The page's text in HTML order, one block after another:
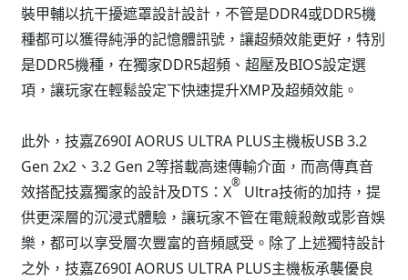
裝甲輔以抗干擾遮罩設計設計，不管是DDR4或DDR5機
種都可以獲得純淨的記憶體訊號，讓超頻效能更好，特別
是DDR5機種，在獨家DDR5超頻、超壓及BIOS設定選
項，讓玩家在輕鬆設定下快速提升XMP及超頻效能。
此外，技嘉Z690I AORUS ULTRA PLUS主機板USB 3.2
Gen 2x2、3.2 Gen 2等搭載高速傳輸介面，而高傳真音
效搭配技嘉獨家的設計及DTS：X® Ultra技術的加持，提
供更深層的沉浸式體驗，讓玩家不管在電競殺敵或影音娛
樂，都可以享受層次豐富的音頻感受。除了上述獨特設計
之外，技嘉Z690I AORUS ULTRA PLUS主機板承襲優良